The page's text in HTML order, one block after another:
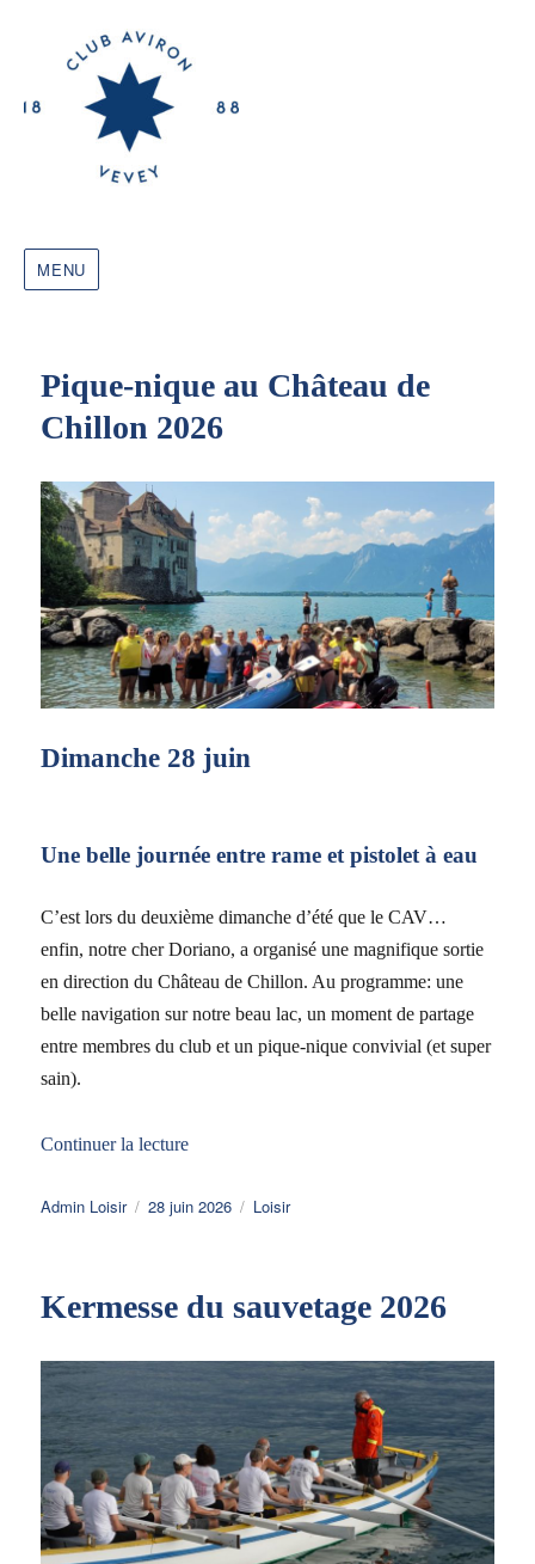
MENU
Pique-nique au Château de
Chillon 2026
Dimanche 28 juin
Une belle journée entre rame et pistolet à eau
C’est lors du deuxième dimanche d’été que le CAV…
enfin, notre cher Doriano, a organisé une magnifique sortie
en direction du Château de Chillon. Au programme: une
belle navigation sur notre beau lac, un moment de partage
entre membres du club et un pique-nique convivial (et super
sain).
Continuer la lecturede « Pique-nique au Château de Chillon
Auteur
Admin Loisir
Publié
28 juin 2026 Catégories
Loisir
Kermesse du sauvetage 2026